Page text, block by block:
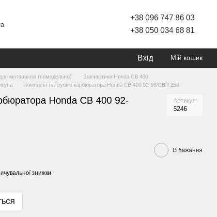
+38 096 747 86 03
+38 050 034 68 81
Вхід Мій кошик
мотоциклів (помодельно)
Запчастини Honda CB 400
Комплект патрубків карбюратора Honda CB 400 92-98/CBR 250
Honda CB 400 92-
Артикул
5246
В бажання
знижки